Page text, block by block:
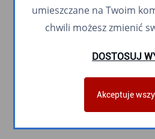
umieszczane na Twoim
chwili możesz zmienić
DOSTOSUJ
Akceptuje